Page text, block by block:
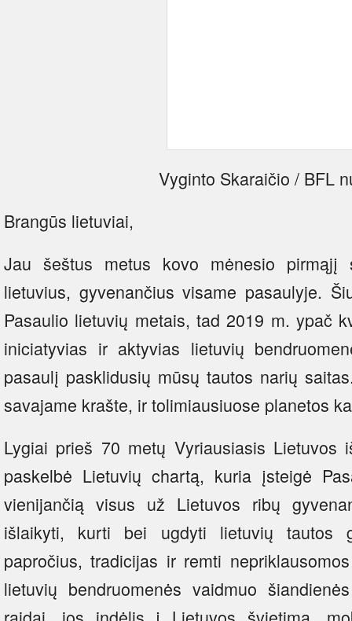
Vyginto Skaraičio / BFL
Brangūs lietuviai,
Jau šeštus metus kovo mėnesio pirmąjį
lietuvius, gyvenančius visame pasaulyje.
Pasaulio lietuvių metais, tad 2019 m. ypač
iniciatyvias ir aktyvias lietuvių
pasaulį pasklidusių mūsų tautos narių
savajame krašte, ir tolimiausiuose planetos
Lygiai prieš 70 metų Vyriausiasis Lietuvos
paskelbė Lietuvių chartą, kuria įsteigė
vienijančią visus už Lietuvos ribų
išlaikyti, kurti bei ugdyti lietuvių tautos
papročius, tradicijas ir remti
lietuvių bendruomenės vaidmuo